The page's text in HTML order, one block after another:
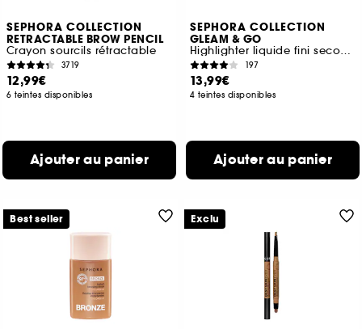
SEPHORA COLLECTION
RETRACTABLE BROW PENCIL
Crayon sourcils rétractable
3719
12,99€
6 teintes disponibles
Ajouter au panier
SEPHORA COLLECTION
GLEAM & GO
Highlighter liquide fini seconde peau
197
13,99€
4 teintes disponibles
Ajouter au panier
Best seller Exclu